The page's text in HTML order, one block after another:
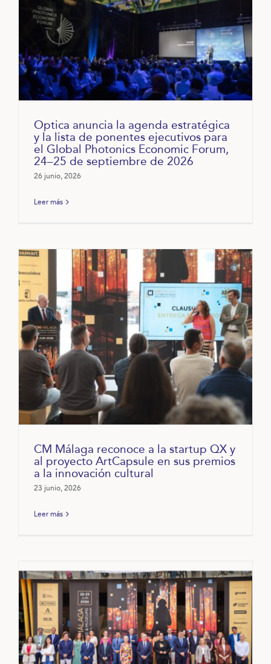
Optica anuncia la agenda estratégica
y la lista de ponentes ejecutivos para
el Global Photonics Economic Forum,
24–25 de septiembre de 2026
26 junio, 2026
Leer más
CM Málaga reconoce a la startup QX y
al proyecto ArtCapsule en sus premios
a la innovación cultural
23 junio, 2026
Leer más